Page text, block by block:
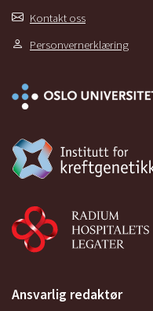
Kontakt oss
Personvernerklæring
Ansvarlig redaktør